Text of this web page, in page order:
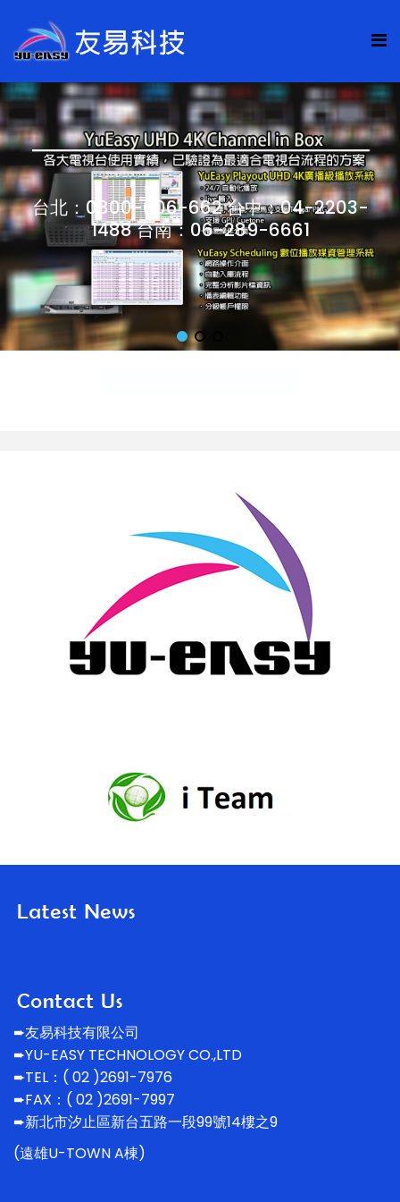
台北：0800-006-662 台中：04-2203-
1488 台南：06-289-6661
➨友易科技有限公司
➨YU-EASY TECHNOLOGY CO.,LTD
➨TEL：( 02 )2691-7976
➨FAX：( 02 )2691-7997
➨新北市汐止區新台五路一段99號14樓之9
(遠雄U-TOWN A棟)